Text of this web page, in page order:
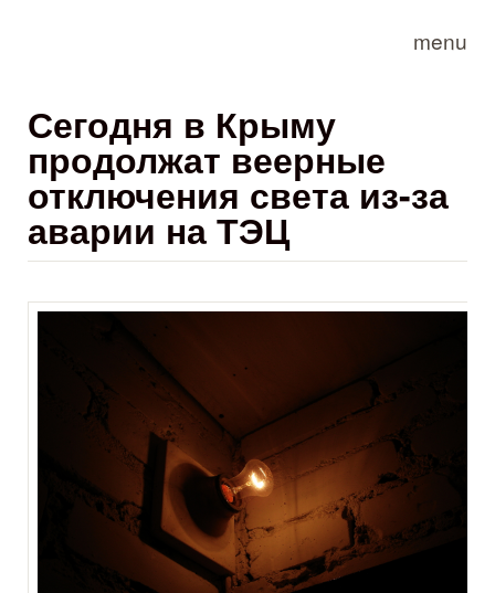
menu
Сегодня в Крыму
продолжат веерные
отключения света из-за
аварии на ТЭЦ